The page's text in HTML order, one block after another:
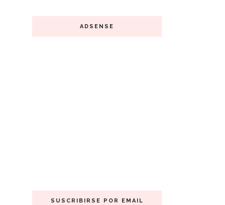
ADSENSE
SUSCRIBIRSE POR EMAIL